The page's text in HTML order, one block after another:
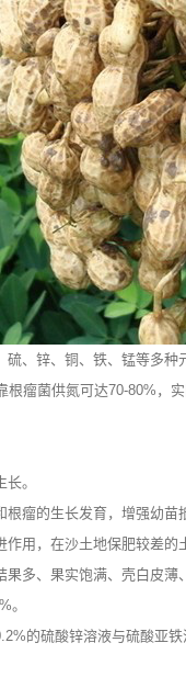
、锌、铜、铁、锰等多
瘤菌供氮可达70-80%，
。
的生长发育，增强幼苗
，在沙土地保肥较差的
、果实饱满、壳白皮薄
。
的硫酸锌溶液与硫酸亚铁